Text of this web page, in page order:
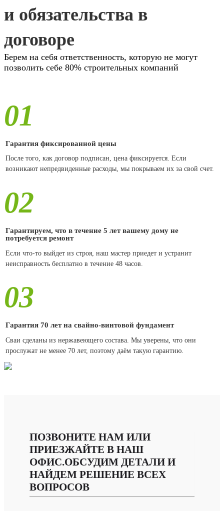
и обязательства в
договоре
Берем на себя ответственность, которую не могут
позволить себе 80% строительных компаний
01
Гарантия фиксированной цены
После того, как договор подписан, цена фиксируется. Если
возникают непредвиденные расходы, мы покрываем их за свой счет.
02
Гарантируем, что в течение 5 лет вашему дому не
потребуется ремонт
Если что-то выйдет из строя, наш мастер приедет и устранит
неисправность бесплатно в течение 48 часов.
03
Гарантия 70 лет на свайно-винтовой фундамент
Сваи сделаны из нержавеющего состава. Мы уверены, что они
прослужат не менее 70 лет, поэтому даём такую гарантию.
ПОЗВОНИТЕ НАМ ИЛИ
ПРИЕЗЖАЙТЕ В НАШ
ОФИС.ОБСУДИМ ДЕТАЛИ И
НАЙДЕМ РЕШЕНИЕ ВСЕХ
ВОПРОСОВ